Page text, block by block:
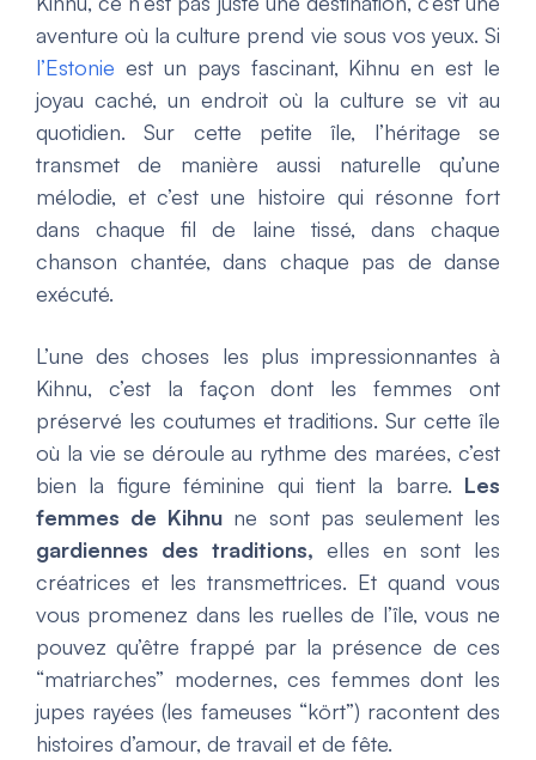
aventure où la culture prend vie sous vos yeux. Si
l’Estonie est un pays fascinant, Kihnu en est le
joyau caché, un endroit où la culture se vit au
quotidien. Sur cette petite île, l’héritage se
transmet de manière aussi naturelle qu’une
mélodie, et c’est une histoire qui résonne fort
dans chaque fil de laine tissé, dans chaque
chanson chantée, dans chaque pas de danse
exécuté.
L’une des choses les plus impressionnantes à
Kihnu, c’est la façon dont les femmes ont
préservé les coutumes et traditions. Sur cette île
où la vie se déroule au rythme des marées, c’est
bien la figure féminine qui tient la barre. Les
femmes de Kihnu ne sont pas seulement les
gardiennes des traditions, elles en sont les
créatrices et les transmettrices. Et quand vous
vous promenez dans les ruelles de l’île, vous ne
pouvez qu’être frappé par la présence de ces
“matriarches” modernes, ces femmes dont les
jupes rayées (les fameuses “kört”) racontent des
histoires d’amour, de travail et de fête.